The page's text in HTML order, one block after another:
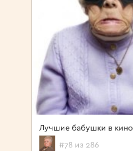
Лучшие бабушки в кино
#78 из 286